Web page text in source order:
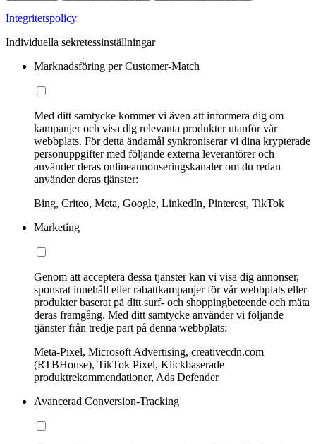
Integritetspolicy
Individuella sekretessinställningar
Marknadsföring per Customer-Match
Med ditt samtycke kommer vi även att informera dig om
kampanjer och visa dig relevanta produkter utanför vår
webbplats. För detta ändamål synkroniserar vi dina krypterade
personuppgifter med följande externa leverantörer och
använder deras onlineannonseringskanaler om du redan
använder deras tjänster:
Bing, Criteo, Meta, Google, LinkedIn, Pinterest, TikTok
Marketing
Genom att acceptera dessa tjänster kan vi visa dig annonser,
sponsrat innehåll eller rabattkampanjer för vår webbplats eller
produkter baserat på ditt surf- och shoppingbeteende och mäta
deras framgång. Med ditt samtycke använder vi följande
tjänster från tredje part på denna webbplats:
Meta-Pixel, Microsoft Advertising, creativecdn.com
(RTBHouse), TikTok Pixel, Klickbaserade
produktrekommendationer, Ads Defender
Avancerad Conversion-Tracking